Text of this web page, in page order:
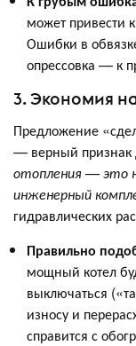
может привести
Ошибки в
опрессовка — к
3. Экономия
Предложение
— верный признак
отопления — это
инженерный
гидравлических
Правильно
мощный котел
выключаться
износу и
справится с